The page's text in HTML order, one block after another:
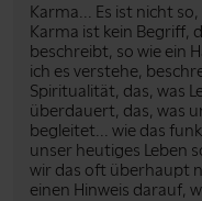
Karma... Es ist nicht
Karma ist kein Begriff,
beschreibt, so wie ein
ich es verstehe,
Spiritualität, das, was
überdauert, das, was
begleitet... wie das
unser heutiges Leben
wir das oft überhaupt
einen Hinweis darauf,